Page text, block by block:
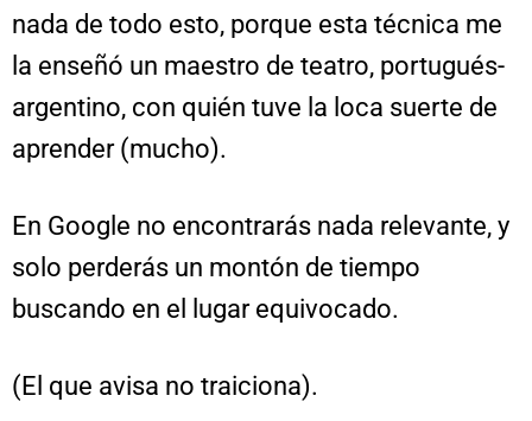
nada de todo esto, porque esta técnica me
la enseñó un maestro de teatro, portugués-
argentino, con quién tuve la loca suerte de
aprender (mucho).
En Google no encontrarás nada relevante, y
solo perderás un montón de tiempo
buscando en el lugar equivocado.
(El que avisa no traiciona).